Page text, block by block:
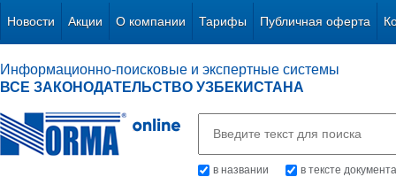
Новости Акции О компании Тарифы Публичная оферта
Информационно-поисковые и экспертные системы
ВСЕ ЗАКОНОДАТЕЛЬСТВО УЗБЕКИСТАНА
в названии в тексте документа